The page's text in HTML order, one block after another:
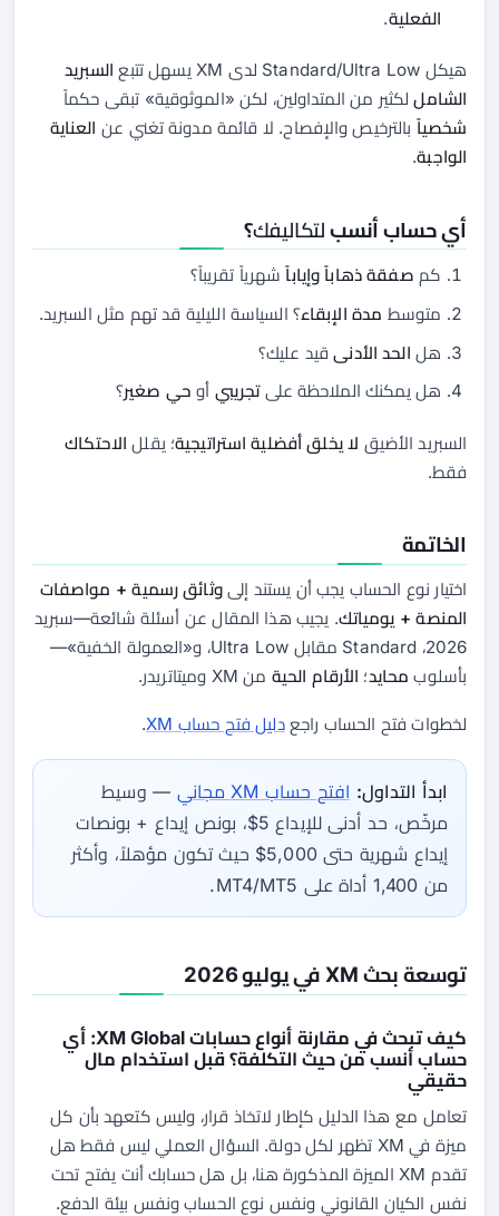
الفعلية.
هيكل Standard/Ultra Low لدى XM يسهل تتبع
السبريد
الشامللكثير من المتداولين، لكن «الموثوقية» تبقى حكماً
شخصياً بالترخيص والإفصاح. لا قائمة مدونة تغني عن العناية
الواجبة.
أي حساب أنسب لتكاليفك؟
كم صفقة ذهاباً وإياباً شهرياً تقريباً؟
متوسط مدة الإبقاء؟ السياسة الليلية قد تهم مثل السبريد.
هل الحد الأدنىقيد عليك؟
هل يمكنك الملاحظة علىتجريبي أو حي صغير؟
السبريد الأضيق لا يخلق أفضلية استراتيجية؛ يقلل الاحتكاك
فقط.
الخاتمة
اختيار نوع الحساب يجب أن يستند إلىوثائق رسمية + مواصفات
المنصة + يومياتك. يجيب هذا المقال عن أسئلة شائعة—سبريد
2026، Standard مقابل Ultra Low، و«العمولة الخفية»—
بأسلوب محايد؛ الأرقام الحية من XM وميتاتريدر.
لخطوات فتح الحساب راجعدليل فتح حساب XM .
ابدأ التداول: افتح حساب XM مجاني
— وسيط
مرخّص، حد أدنى للإيداع 5$، بونص إيداع + بونصات
إيداع شهرية حتى 5,000$ حيث تكون مؤهلاً، وأكثر
من 1,400 أداة على MT4/MT5.
توسعة بحث XM في يوليو 2026
كيف تبحث في مقارنة أنواع حسابات XM Global: أي
حساب أنسب من حيث التكلفة؟ قبل استخدام مال
حقيقي
تعامل مع هذا الدليل كإطار لاتخاذ قرار، وليس كتعهد بأن كل
ميزة في XM تظهر لكل دولة. السؤال العملي ليس فقط هل
تقدم XM الميزة المذكورة هنا، بل هل حسابك أنت يفتح تحت
نفس الكيان القانوني ونفس نوع الحساب ونفس بيئة الدفع.